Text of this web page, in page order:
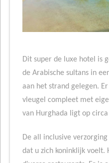
Dit super de luxe hotel is
de Arabische sultans in
aan het strand gelegen.
vleugel compleet met
van Hurghada ligt op
De all inclusive
dat u zich koninklijk voelt.